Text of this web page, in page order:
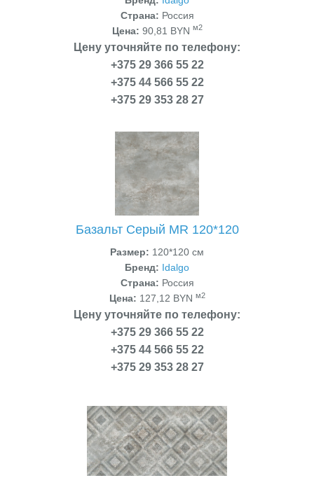
Страна: Россия
Цена: 90,81 BYN м2
Цену уточняйте по телефону:
+375 29 366 55 22
+375 44 566 55 22
+375 29 353 28 27
Базальт Серый MR 120*120
Размер: 120*120 см
Бренд: Idalgo
Страна: Россия
Цена: 127,12 BYN м2
Цену уточняйте по телефону:
+375 29 366 55 22
+375 44 566 55 22
+375 29 353 28 27